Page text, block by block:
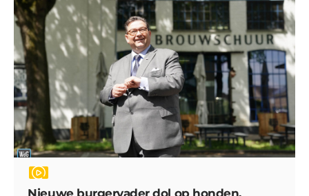
Nieuwe burgervader dol op honden,